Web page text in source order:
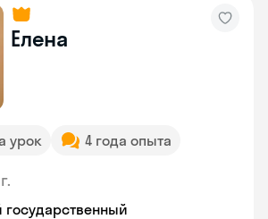
Елена
урок 4 года опыта